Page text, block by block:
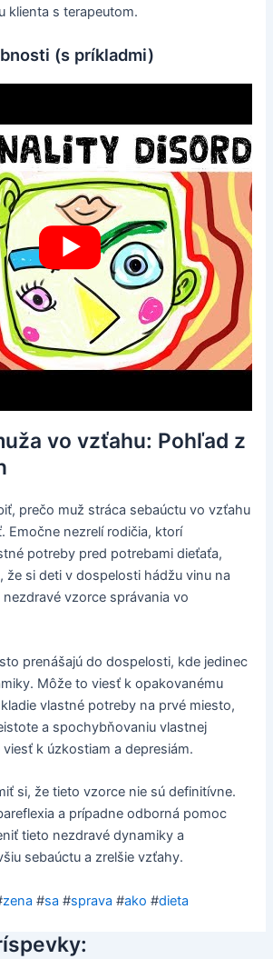
klienta s terapeutom.
(s príkladmi)
vo vzťahu: Pohľad z
prečo muž stráca sebaúctu vo vzťahu
Emočne nezrelí rodičia, ktorí
potreby pred potrebami dieťaťa,
že si deti v dospelosti hádžu vinu na
vzorce správania vo
prenášajú do dospelosti, kde jedinec
Môže to viesť k opakovanému
vlastné potreby na prvé miesto,
a spochybňovaniu vlastnej
k úzkostiam a depresiám.
si, že tieto vzorce nie sú definitívne.
a prípadne odborná pomoc
tieto nezdravé dynamiky a
sebaúctu a zrelšie vzťahy.
zena #sa #sprava #ako #dieta